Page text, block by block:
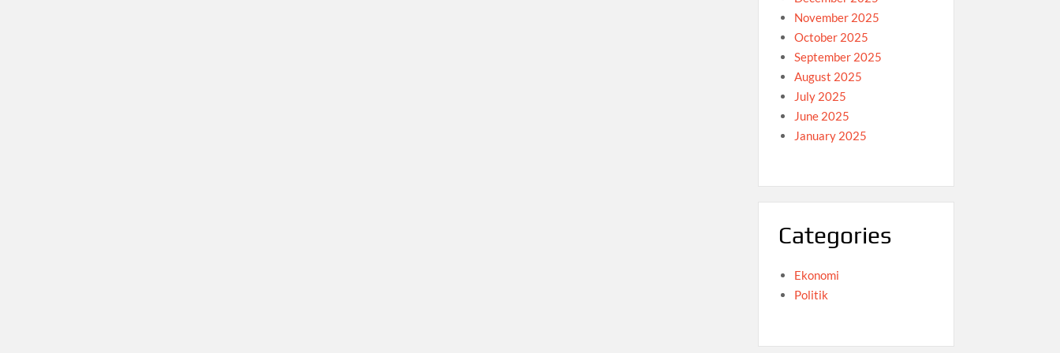
November 2025
October 2025
September 2025
August 2025
July 2025
June 2025
January 2025
Categories
Ekonomi
Politik